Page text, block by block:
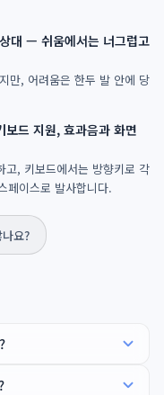
대 — 쉬움에서는 너그럽고
만, 어려움은 한두 발 안에 당
보드 지원, 효과음과 화면
고, 키보드에서는 방향키로 각
페이스로 발사합니다.
요?